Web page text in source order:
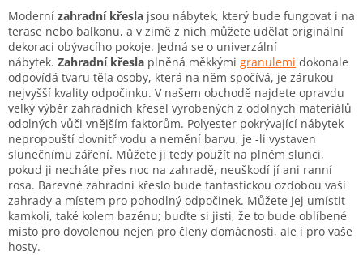
a
c
í
p
r
v
k
y
v
ý
p
i
s
u
Moderní zahradní křesla jsou nábytek, který bude fungovat i na
terase nebo balkonu, a v zimě z nich můžete udělat originální
dekoraci obývacího pokoje. Jedná se o univerzální
nábytek. Zahradní křesla plněná měkkými granulemi dokonale
odpovídá tvaru těla osoby, která na něm spočívá, je zárukou
nejvyšší kvality odpočinku. V našem obchodě najdete opravdu
velký výběr zahradních křesel vyrobených z odolných materiálů
odolných vůči vnějším faktorům. Polyester pokrývající nábytek
nepropouští dovnitř vodu a nemění barvu, je -li vystaven
slunečnímu záření. Můžete ji tedy použít na plném slunci,
pokud ji necháte přes noc na zahradě, neuškodí jí ani ranní
rosa. Barevné zahradní křeslo bude fantastickou ozdobou vaší
zahrady a místem pro pohodlný odpočinek. Můžete jej umístit
kamkoli, také kolem bazénu; buďte si jisti, že to bude oblíbené
místo pro dovolenou nejen pro členy domácnosti, ale i pro vaše
hosty.